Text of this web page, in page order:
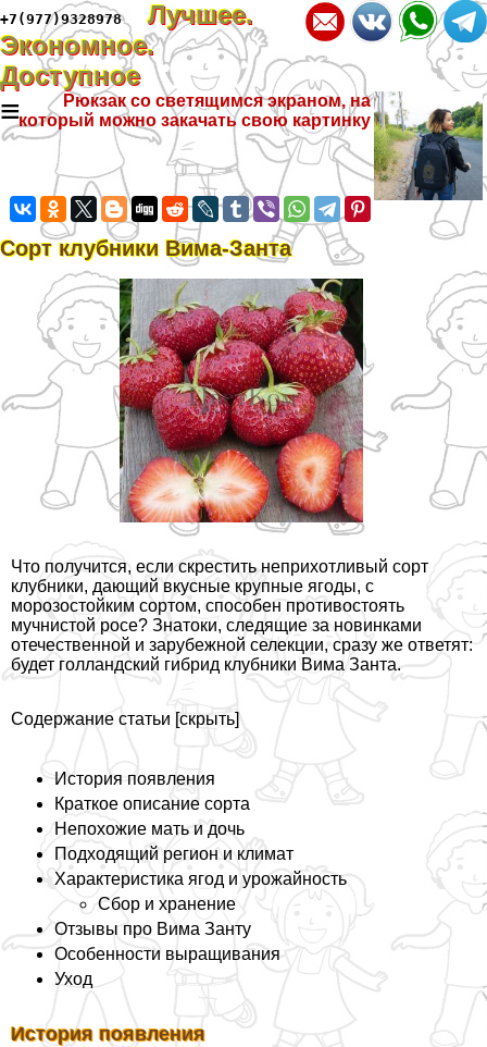
+7(977)9328978
Лучшее.
Экономное.
Доступное
≡
Рюкзак со светящимся экраном, на
который можно закачать свою картинку
Сорт клубники Вима-Занта
Что получится, если скрестить неприхотливый сорт
клубники, дающий вкусные крупные ягоды, с
морозостойким сортом, способен противостоять
мучнистой росе? Знатоки, следящие за новинками
отечественной и зарубежной селекции, сразу же ответят:
будет голландский гибрид клубники Вима Занта.
Содержание статьи [скрыть]
История появления
Краткое описание сорта
Непохожие мать и дочь
Подходящий регион и климат
Хаpaктеристика ягод и урожайность
Сбор и хранение
Отзывы про Вима Занту
Особенности выращивания
Уход
История появления